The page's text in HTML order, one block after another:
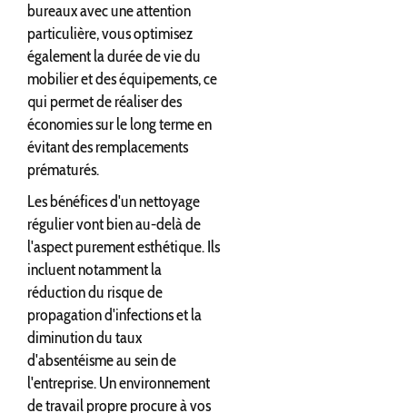
bureaux avec une attention
particulière, vous optimisez
également la durée de vie du
mobilier et des équipements, ce
qui permet de réaliser des
économies sur le long terme en
évitant des remplacements
prématurés.
Les bénéfices d'un nettoyage
régulier vont bien au-delà de
l'aspect purement esthétique. Ils
incluent notamment la
réduction du risque de
propagation d'infections et la
diminution du taux
d'absentéisme au sein de
l'entreprise. Un environnement
de travail propre procure à vos